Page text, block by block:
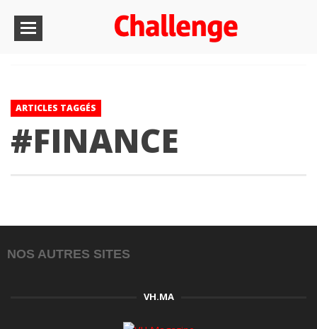
ARTICLES TAGGÉS
#FINANCE
NOS AUTRES SITES
VH.MA